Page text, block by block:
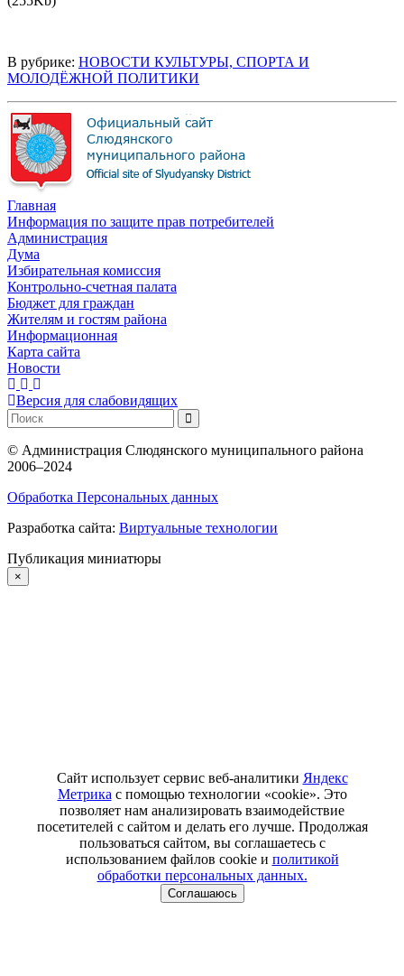
В рубрике: НОВОСТИ КУЛЬТУРЫ, СПОРТА И
МОЛОДЁЖНОЙ ПОЛИТИКИ
Главная
Информация по защите прав потребителей
Администрация
Дума
Избирательная комиссия
Контрольно-счетная палата
Бюджет для граждан
Жителям и гостям района
Информационная
Карта сайта
Новости
Версия для слабовидящих
© Администрация Слюдянского муниципального района
2006–2024
Обработка Персональных данных
Разработка сайта: Виртуальные технологии
Публикация миниатюры
×
Сайт использует сервис веб-аналитики Яндекс
Метрика с помощью технологии «cookie». Это
позволяет нам анализировать взаимодействие
посетителей с сайтом и делать его лучше. Продолжая
пользоваться сайтом, вы соглашаетесь с
использованием файлов cookie и политикой
обработки персональных данных.
Соглашаюсь